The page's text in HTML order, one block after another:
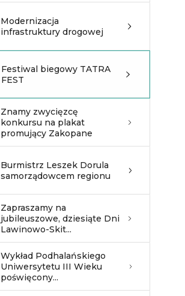
Modernizacja
infrastruktury drogowej
Festiwal biegowy TATRA
FEST
Znamy zwycięzcę
konkursu na plakat
promujący Zakopane
Burmistrz Leszek Dorula
samorządowcem regionu
Zapraszamy na
jubileuszowe, dziesiąte Dni
Lawinowo-Skit...
Wykład Podhalańskiego
Uniwersytetu III Wieku
poświęcony...